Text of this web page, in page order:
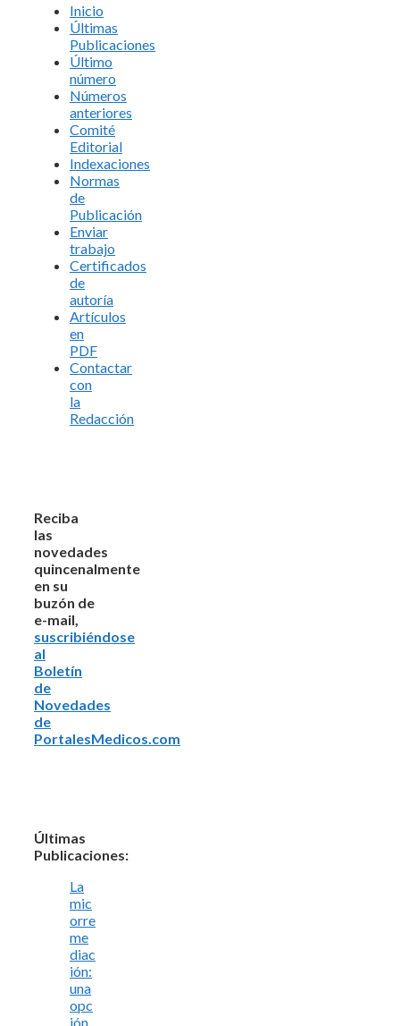
Inicio
Últimas
Publicaciones
Último
número
Números
anteriores
Comité
Editorial
Indexaciones
Normas
de
Publicación
Enviar
trabajo
Certificados
de
autoría
Artículos
en
PDF
Contactar
con
la
Redacción
Reciba
las
novedades
quincenalmente
en su
buzón de
e-mail,
suscribiéndose
al
Boletín
de
Novedades
de
PortalesMedicos.com
Últimas
Publicaciones:
La
mic
orre
me
diac
ión:
una
opc
ión